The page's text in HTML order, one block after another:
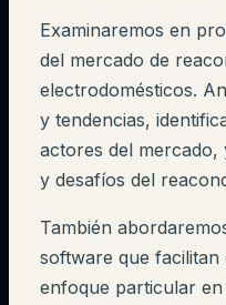
Examinaremos en
del mercado de
electrodomésticos.
y tendencias,
actores del mercado,
y desafíos del
También
software que
enfoque particular en